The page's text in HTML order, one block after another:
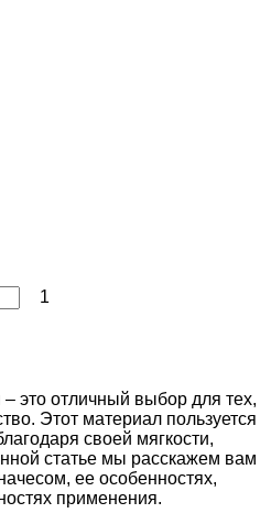
1
это отличный выбор для тех,
Этот материал пользуется
своей мягкости,
статье мы расскажем вам
ее особенностях,
применения.